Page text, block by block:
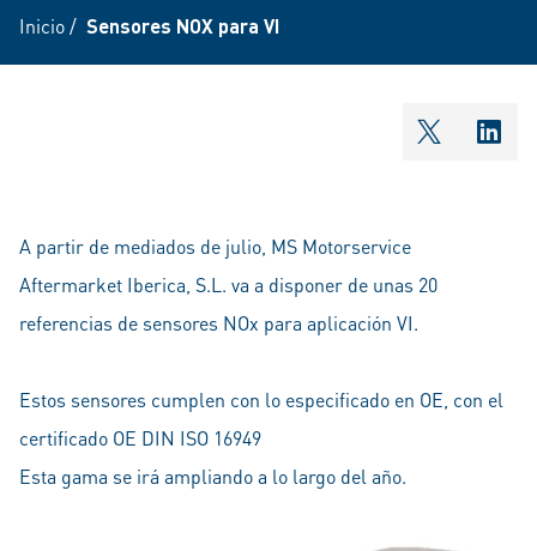
Inicio/ Sensores NOX para VI
A partir de mediados de julio, MS Motorservice
Aftermarket Iberica, S.L. va a disponer de unas 20
referencias de sensores NOx para aplicación VI.
Estos sensores cumplen con lo especificado en OE, con el
certificado OE DIN ISO 16949
Esta gama se irá ampliando a lo largo del año.